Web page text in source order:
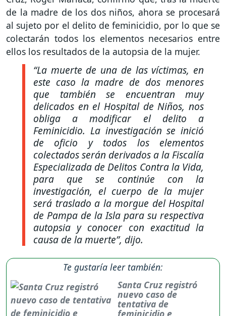
de la madre de los dos niños, ahora se procesará
al sujeto por el delito de feminicidio, por lo que se
colectarán todos los elementos necesarios entre
ellos los resultados de la autopsia de la mujer.
“La muerte de una de las víctimas, en
este caso la madre de dos menores
que también se encuentran muy
delicados en el Hospital de Niños, nos
obliga a modificar el delito a
Feminicidio. La investigación se inició
de oficio y todos los elementos
colectados serán derivados a la Fiscalía
Especializada de Delitos Contra la Vida,
para que se continúe con la
investigación, el cuerpo de la mujer
será traslado a la morgue del Hospital
de Pampa de la Isla para su respectiva
autopsia y conocer con exactitud la
causa de la muerte”, dijo.
Te gustaría leer también:
Santa Cruz registró
nuevo caso de
tentativa de